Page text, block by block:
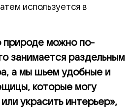
используется в
природе можно по-
занимается раздельным
а мы шьем удобные и
которые могу
украсить интерьер»,